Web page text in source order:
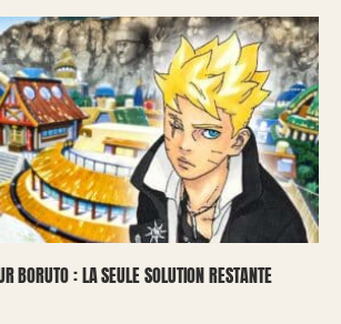
BORUTO : LA SEULE SOLUTION RESTANTE